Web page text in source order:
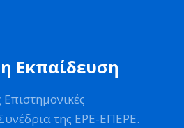
Εκπαίδευση
Επιστημονικές
της ΕΡΕ-ΕΠΕΡΕ.